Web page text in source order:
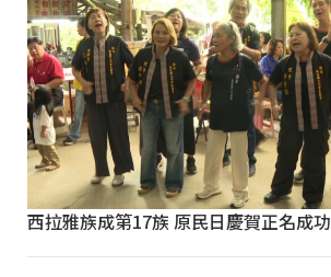
西拉雅族成第17族 原民日慶賀正名成功